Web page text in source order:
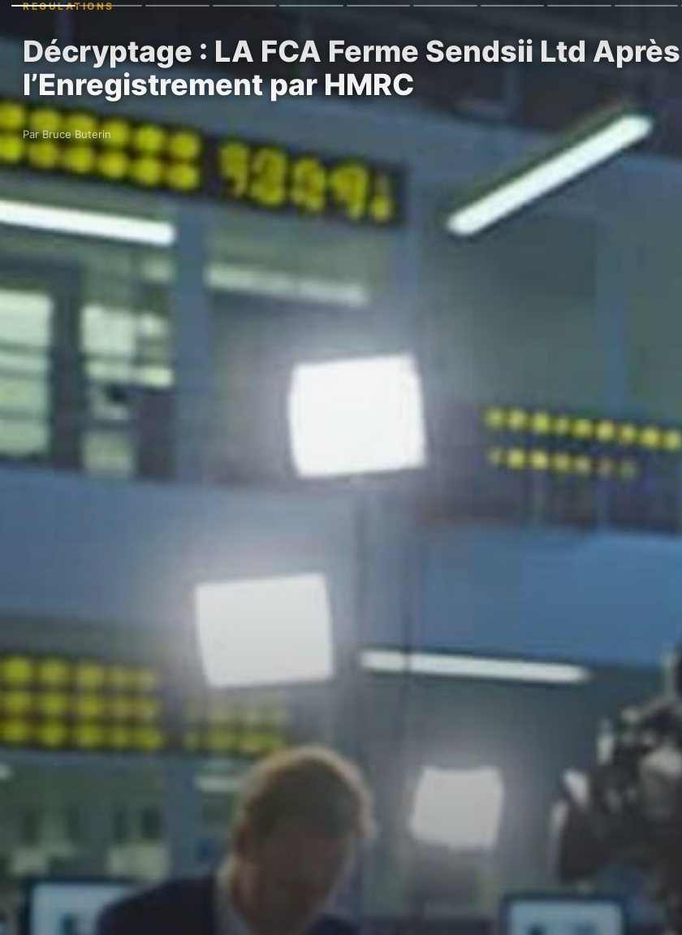
REGULATIONS
Décryptage : LA FCA Ferme Sendsii Ltd
l’Enregistrement par HMRC
Par Bruce Buterin